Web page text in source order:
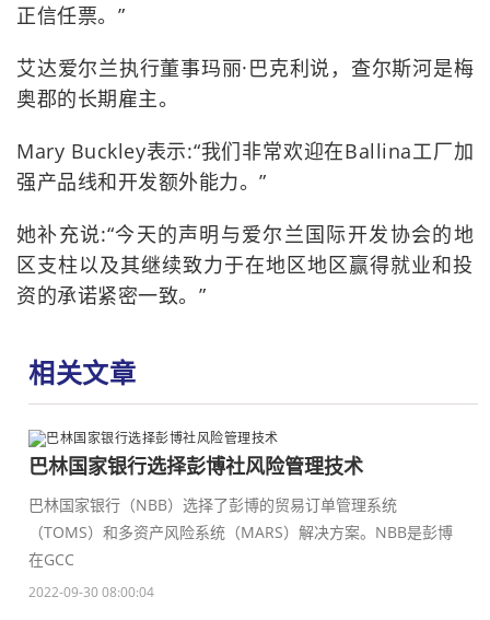
正信任票。”
艾达爱尔兰执行董事玛丽·巴克利说，查尔斯河是梅
奥郡的长期雇主。
Mary Buckley表示:“我们非常欢迎在Ballina工厂加
强产品线和开发额外能力。”
她补充说:“今天的声明与爱尔兰国际开发协会的地
区支柱以及其继续致力于在地区地区赢得就业和投
资的承诺紧密一致。”
相关文章
巴林国家银行选择彭博社风险管理技术
巴林国家银行（NBB）选择了彭博的贸易订单管理系统
（TOMS）和多资产风险系统（MARS）解决方案。NBB是彭博
在GCC
2022-09-30 08:00:04